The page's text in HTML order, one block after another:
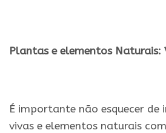
Plantas e elementos Naturais:
É importante não esquecer
vivas e elementos naturais